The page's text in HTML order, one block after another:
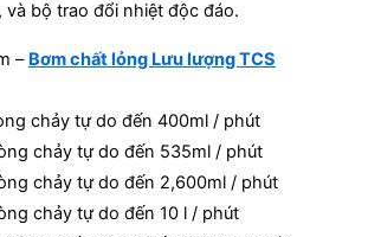
và bộ trao đổi nhiệt độc đáo.
– Bơm chất lỏng Lưu lượng TCS
chảy tự do đến 400ml / phút
chảy tự do đến 535ml / phút
chảy tự do đến 2,600ml / phút
chảy tự do đến 10 l / phút